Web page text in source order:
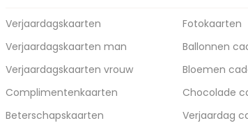
Verjaardagskaarten
Verjaardagskaarten man
Verjaardagskaarten vrouw
Complimentenkaarten
Beterschapskaarten
Fotokaarten
Ballonnen
Bloemen
Chocolade
Verjaardag